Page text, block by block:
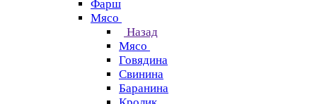
Фарш
Мясо
Назад
Мясо
Говядина
Свинина
Баранина